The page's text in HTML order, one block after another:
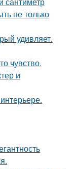
не только
удивляет.
чувство.
и